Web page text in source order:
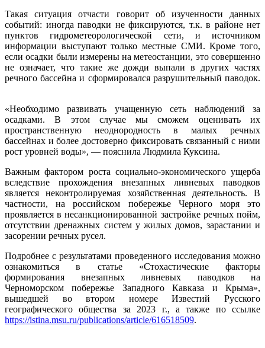
Такая ситуация отчасти говорит об изученности данных
событий: иногда паводки не фиксируются, т.к. в районе нет
пунктов гидрометеорологической сети, и источником
информации выступают только местные СМИ. Кроме того,
если осадки были измерены на метеостанции, это совершенно
не означает, что такие же дожди выпали в других частях
речного бассейна и сформировался разрушительный паводок.
«Необходимо развивать учащенную сеть наблюдений за
осадками. В этом случае мы сможем оценивать их
пространственную неоднородность в малых речных
бассейнах и более достоверно фиксировать связанный с ними
рост уровней воды», — пояснила Людмила Куксина.
Важным фактором роста социально-экономического ущерба
вследствие прохождения внезапных ливневых паводков
является неконтролируемая хозяйственная деятельность. В
частности, на российском побережье Черного моря это
проявляется в несанкционированной застройке речных пойм,
отсутствии дренажных систем у жилых домов, зарастании и
засорении речных русел.
Подробнее с результатами проведенного исследования можно
ознакомиться в статье «Стохастические факторы
формирования внезапных ливневых паводков на
Черноморском побережье Западного Кавказа и Крыма»,
вышедшей во втором номере Известий Русского
географического общества за 2023 г., а также по ссылке
https://istina.msu.ru/publications/article/616518509.